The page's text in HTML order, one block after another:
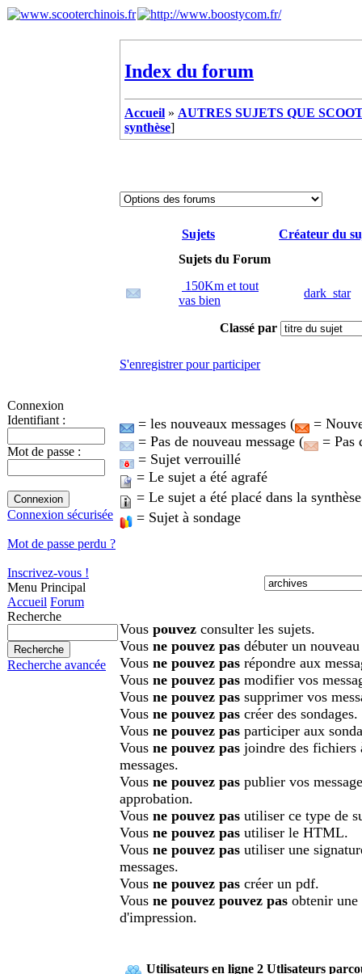
Connexion
Identifiant :
Mot de passe :
Connexion sécurisée
Mot de passe perdu ?
Inscrivez-vous !
Menu Principal
Accueil Forum
Recherche
Recherche avancée
Index du forum
Accueil » AUTRES SUJETS QUE
synthèse]
Sujets
Créateur du
Sujets du Forum
150Km et tout
vas bien
dark_star
Classé par
S'enregistrer pour participer
= les nouveaux messages (
=
= Pas de nouveau message (
= Pas
= Sujet verrouillé
= Le sujet a été agrafé
= Le sujet a été placé dans la
= Sujet à sondage
Vous pouvez consulter les sujets.
Vous ne pouvez pas débuter un
Vous ne pouvez pas répondre aux
Vous ne pouvez pas modifier vos
Vous ne pouvez pas supprimer vos
Vous ne pouvez pas créer des sondages.
Vous ne pouvez pas participer aux
Vous ne pouvez pas joindre des fichiers
messages.
Vous ne pouvez pas publier vos
approbation.
Vous ne pouvez pas utiliser ce type de
Vous ne pouvez pas utiliser le HTML.
Vous ne pouvez pas utiliser une
messages.
Vous ne pouvez pas créer un pdf.
Vous ne pouvez pouvez pas obtenir une
d'impression.
Utilisateurs en ligne 2 Utlisateurs